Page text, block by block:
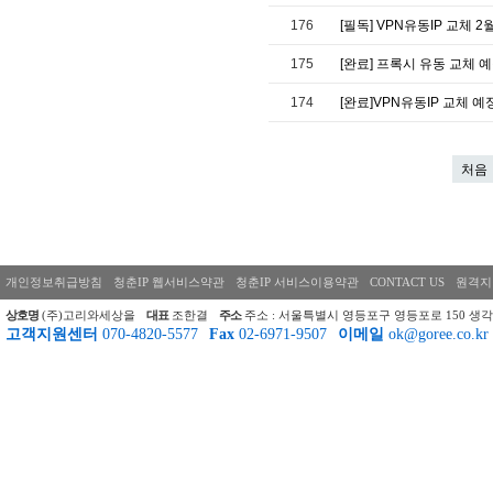
176 [필독] VPN유동IP 교체 2
175 [완료] 프록시 유동 교체
174 [완료]VPN유동IP 교체 예
처음
개인정보취급방침 청춘IP 웹서비스약관 청춘IP 서비스이용약관 CONTACT US 원격
상호명 (주)고리와세상을 대표 조한결 주소 주소 : 서울특별시 영등포구 영등포로 150 생
고객지원센터 070-4820-5577 Fax 02-6971-9507 이메일 ok@goree.co.kr